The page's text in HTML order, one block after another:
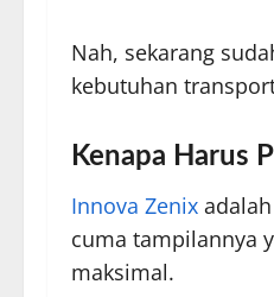
Nah, sekarang
kebutuhan
Kenapa Harus
Innova Zenix
cuma tampilannya
maksimal.